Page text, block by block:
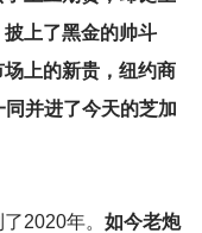
上了黑金的帅斗
上的新贵，纽约商
并进了今天的芝加
2020年。 如今老炮